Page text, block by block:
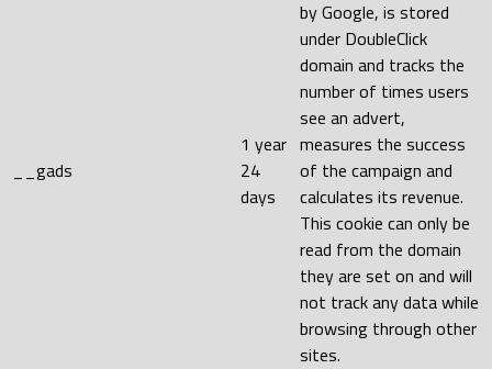
__gads
1 year
24
days
by Google, is stored
under DoubleClick
domain and tracks the
number of times users
see an advert,
measures the success
of the campaign and
calculates its revenue.
This cookie can only be
read from the domain
they are set on and will
not track any data while
browsing through other
sites.